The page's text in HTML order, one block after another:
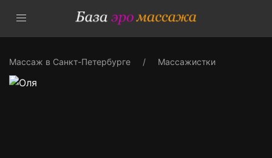
Массаж в Санкт-Петербурге Массажистки